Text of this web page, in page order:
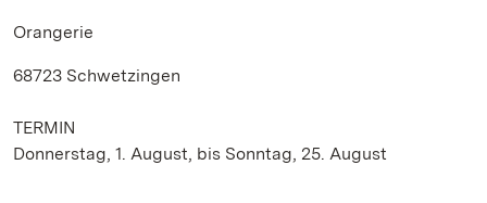
Orangerie
68723 Schwetzingen
TERMIN
Donnerstag, 1. August, bis Sonntag, 25. August